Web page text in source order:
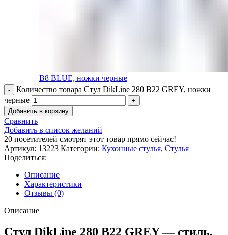
B8 BLUE, ножки черные
Количество товара Стул DikLine 280 B22 GREY, ножки
черные
Добавить в корзину
Сравнить
Добавить в список желаний
20 посетителей смотрят этот товар прямо сейчас!
Артикул: 13223 Категории: Кухонные стулья, Стулья
Поделиться:
Описание
Характеристики
Отзывы (0)
Описание
Стул DikLine 280 B22 GREY — стиль,